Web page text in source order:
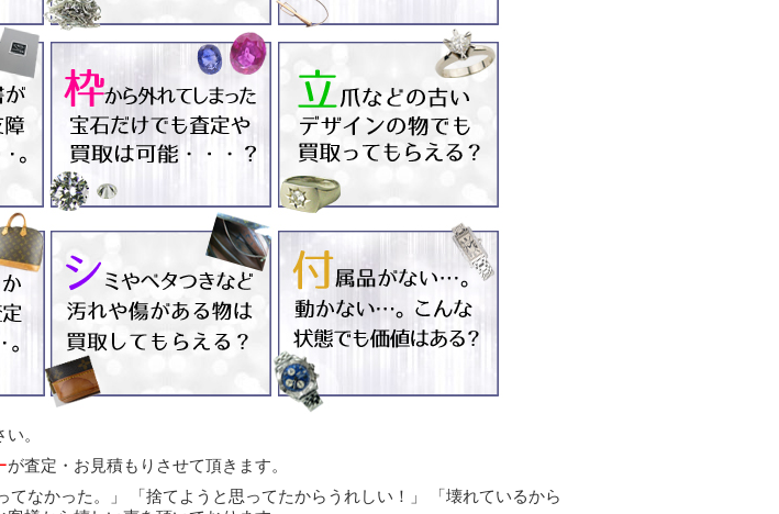
。
が査定・お見積もりさせて頂きます。
てなかった。」
「捨てようと思ってたからうれしい！」
「壊れているから